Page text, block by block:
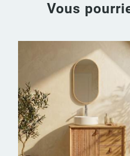
Vous